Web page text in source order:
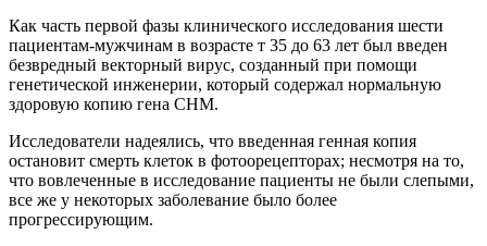
Как часть первой фазы клинического исследования шести
пациентам-мужчинам в возрасте т 35 до 63 лет был введен
безвредный векторный вирус, созданный при помощи
генетической инженерии, который содержал нормальную
здоровую копию гена CHM.
Исследователи надеялись, что введенная генная копия
остановит смерть клеток в фотоорецепторах; несмотря на то,
что вовлеченные в исследование пациенты не были слепыми,
все же у некоторых заболевание было более
прогрессирующим.